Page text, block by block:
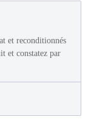
et reconditionnés
et constatez par